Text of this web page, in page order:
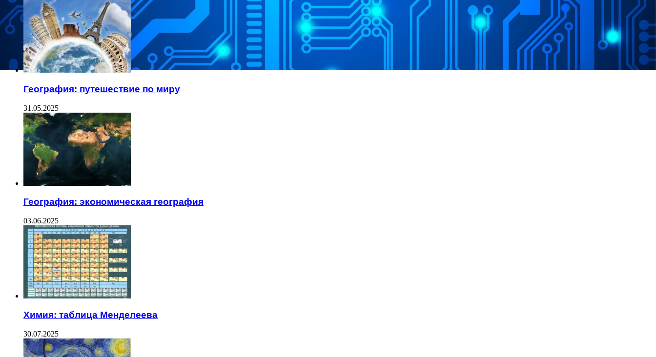
География: путешествие по миру
31.05.2025
География: экономическая география
03.06.2025
Химия: таблица Менделеева
30.07.2025